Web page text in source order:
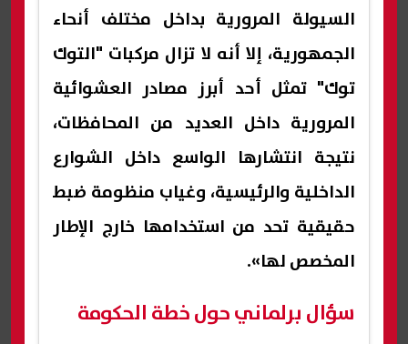
السيولة المرورية بداخل مختلف أنحاء
الجمهورية، إلا أنه لا تزال مركبات "التوك
توك" تمثل أحد أبرز مصادر العشوائية
المرورية داخل العديد من المحافظات،
نتيجة انتشارها الواسع داخل الشوارع
الداخلية والرئيسية، وغياب منظومة ضبط
حقيقية تحد من استخدامها خارج الإطار
المخصص لها».
سؤال برلماني حول خطة الحكومة